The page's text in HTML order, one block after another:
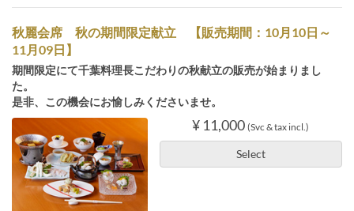
秋麗会席 秋の期間限定献立 【販売期間：10月10日～
11月09日】
期間限定にて千葉料理長こだわりの秋献立の販売が始まりまし
た。
是非、この機会にお愉しみくださいませ。
¥ 11,000 (Svc & tax incl.)
Select